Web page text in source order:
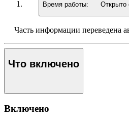
Время работы: Открыто
Часть информации переведена
Что включено
Включено